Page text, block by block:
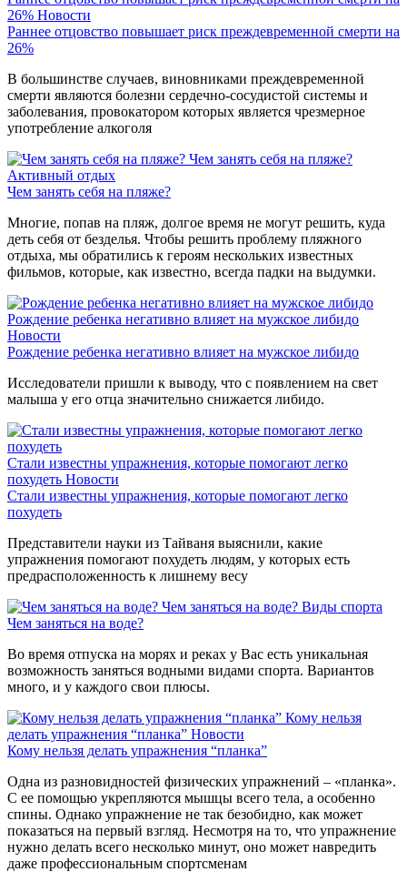
26% Новости
Раннее отцовство повышает риск преждевременной смерти на
26%
В большинстве случаев, виновниками преждевременной
смерти являются болезни сердечно-сосудистой системы и
заболевания, провокатором которых является чрезмерное
употребление алкоголя
Чем занять себя на пляже?
Активный отдых
Чем занять себя на пляже?
Многие, попав на пляж, долгое время не могут решить, куда
деть себя от безделья. Чтобы решить проблему пляжного
отдыха, мы обратились к героям нескольких известных
фильмов, которые, как известно, всегда падки на выдумки.
Рождение ребенка негативно влияет на мужское либидо
Новости
Рождение ребенка негативно влияет на мужское либидо
Исследователи пришли к выводу, что с появлением на свет
малыша у его отца значительно снижается либидо.
Стали известны упражнения, которые помогают легко
похудеть Новости
Стали известны упражнения, которые помогают легко
похудеть
Представители науки из Тайваня выяснили, какие
упражнения помогают похудеть людям, у которых есть
предрасположенность к лишнему весу
Чем заняться на воде? Виды спорта
Чем заняться на воде?
Во время отпуска на морях и реках у Вас есть уникальная
возможность заняться водными видами спорта. Вариантов
много, и у каждого свои плюсы.
Кому нельзя
делать упражнения “планка” Новости
Кому нельзя делать упражнения “планка”
Одна из разновидностей физических упражнений – «планка».
С ее помощью укрепляются мышцы всего тела, а особенно
спины. Однако упражнение не так безобидно, как может
показаться на первый взгляд. Несмотря на то, что упражнение
нужно делать всего несколько минут, оно может навредить
даже профессиональным спортсменам